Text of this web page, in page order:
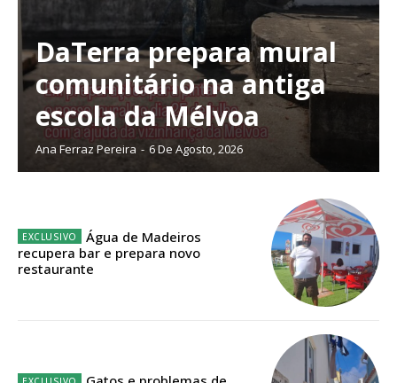
Planos de Assinatura
Faça-se assinante do Região de Cister e ajude-nos a manter este serviço
DaTerra prepara mural
comunitário na antiga
escola da Mélvoa
Ana Ferraz Pereira - 6 De Agosto, 2026
Água de Madeiros
recupera bar e prepara novo
restaurante